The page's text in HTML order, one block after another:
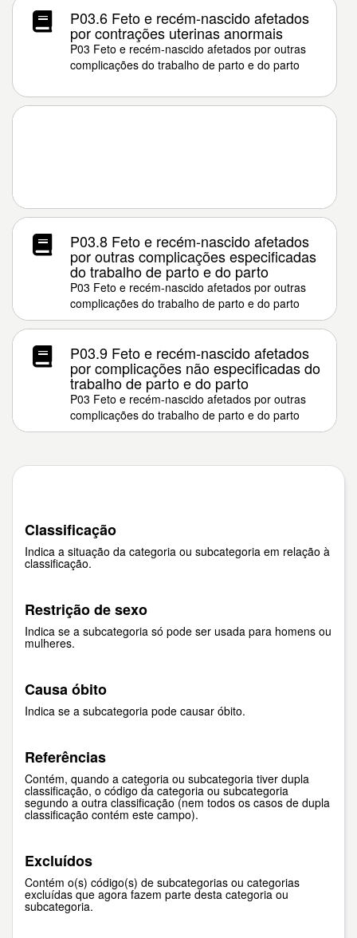
P03.6 Feto e recém-nascido afetados
por contrações uterinas anormais
P03 Feto e recém-nascido afetados por outras
complicações do trabalho de parto e do parto
P03.8 Feto e recém-nascido afetados
por outras complicações especificadas
do trabalho de parto e do parto
P03 Feto e recém-nascido afetados por outras
complicações do trabalho de parto e do parto
P03.9 Feto e recém-nascido afetados
por complicações não especificadas do
trabalho de parto e do parto
P03 Feto e recém-nascido afetados por outras
complicações do trabalho de parto e do parto
Classificação
Indica a situação da categoria ou subcategoria em relação à
classificação.
Restrição de sexo
Indica se a subcategoria só pode ser usada para homens ou
mulheres.
Causa óbito
Indica se a subcategoria pode causar óbito.
Referências
Contém, quando a categoria ou subcategoria tiver dupla
classificação, o código da categoria ou subcategoria
segundo a outra classificação (nem todos os casos de dupla
classificação contém este campo).
Excluídos
Contém o(s) código(s) de subcategorias ou categorias
excluídas que agora fazem parte desta categoria ou
subcategoria.